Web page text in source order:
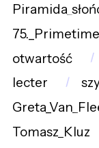
otwartość
lecter
Tomasz_Kluz